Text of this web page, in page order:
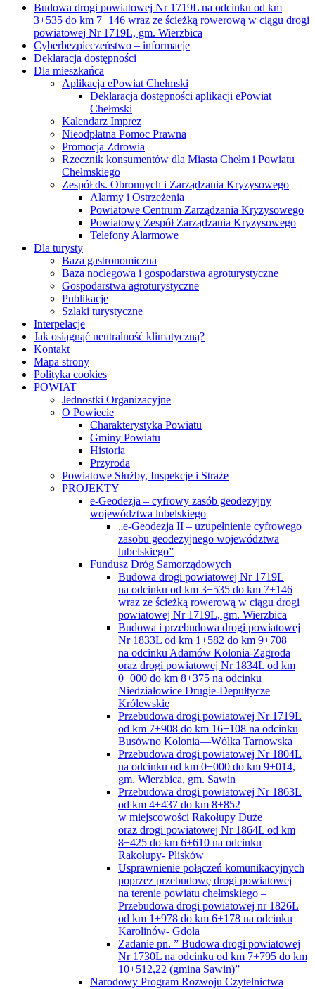
Budowa drogi powiatowej Nr 1719L na odcinku od km
3+535 do km 7+146 wraz ze ścieżką rowerową w ciągu drogi
powiatowej Nr 1719L, gm. Wierzbica
Cyberbezpieczeństwo – informacje
Deklaracja dostępności
Dla mieszkańca
Aplikacja ePowiat Chełmski
Deklaracja dostępności aplikacji ePowiat
Chełmski
Kalendarz Imprez
Nieodpłatna Pomoc Prawna
Promocja Zdrowia
Rzecznik konsumentów dla Miasta Chełm i Powiatu
Chełmskiego
Zespół ds. Obronnych i Zarządzania Kryzysowego
Alarmy i Ostrzeżenia
Powiatowe Centrum Zarządzania Kryzysowego
Powiatowy Zespół Zarządzania Kryzysowego
Telefony Alarmowe
Dla turysty
Baza gastronomiczna
Baza noclegowa i gospodarstwa agroturystyczne
Gospodarstwa agroturystyczne
Publikacje
Szlaki turystyczne
Interpelacje
Jak osiągnąć neutralność klimatyczną?
Kontakt
Mapa strony
Polityka cookies
POWIAT
Jednostki Organizacyjne
O Powiecie
Charakterystyka Powiatu
Gminy Powiatu
Historia
Przyroda
Powiatowe Służby, Inspekcje i Straże
PROJEKTY
e-Geodezja – cyfrowy zasób geodezyjny
województwa lubelskiego
„e-Geodezja II – uzupełnienie cyfrowego
zasobu geodezyjnego województwa
lubelskiego”
Fundusz Dróg Samorządowych
Budowa drogi powiatowej Nr 1719L
na odcinku od km 3+535 do km 7+146
wraz ze ścieżką rowerową w ciągu drogi
powiatowej Nr 1719L, gm. Wierzbica
Budowa i przebudowa drogi powiatowej
Nr 1833L od km 1+582 do km 9+708
na odcinku Adamów Kolonia-Zagroda
oraz drogi powiatowej Nr 1834L od km
0+000 do km 8+375 na odcinku
Niedziałowice Drugie-Depułtycze
Królewskie
Przebudowa drogi powiatowej Nr 1719L
od km 7+908 do km 16+108 na odcinku
Busówno Kolonia—Wólka Tarnowska
Przebudowa drogi powiatowej Nr 1804L
na odcinku od km 0+000 do km 9+014,
gm. Wierzbica, gm. Sawin
Przebudowa drogi powiatowej Nr 1863L
od km 4+437 do km 8+852
w miejscowości Rakołupy Duże
oraz drogi powiatowej Nr 1864L od km
8+425 do km 6+610 na odcinku
Rakołupy- Plisków
Usprawnienie połączeń komunikacyjnych
poprzez przebudowę drogi powiatowej
na terenie powiatu chełmskiego –
Przebudowa drogi powiatowej nr 1826L
od km 1+978 do km 6+178 na odcinku
Karolinów- Gdola
Zadanie pn. ” Budowa drogi powiatowej
Nr 1730L na odcinku od km 7+795 do km
10+512,22 (gmina Sawin)”
Narodowy Program Rozwoju Czytelnictwa